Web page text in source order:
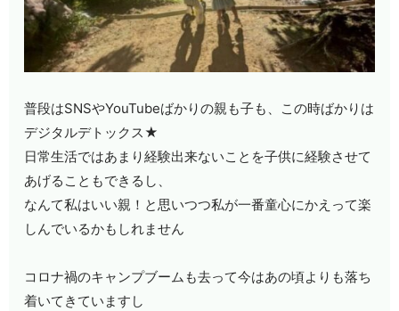
普段はSNSやYouTubeばかりの親も子も、この時ばかりは
デジタルデトックス★
日常生活ではあまり経験出来ないことを子供に経験させて
あげることもできるし、
なんて私はいい親！と思いつつ私が一番童心にかえって楽
しんでいるかもしれません
コロナ禍のキャンプブームも去って今はあの頃よりも落ち
着いてきていますし